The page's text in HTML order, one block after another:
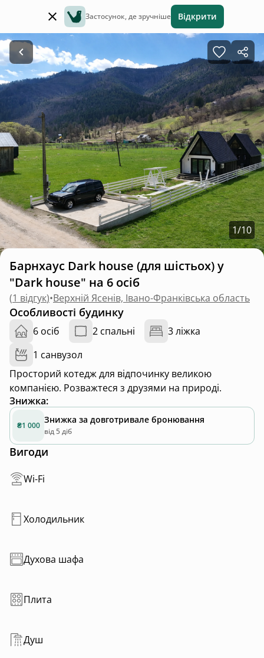
Застосунок, де зручніше Відкрити
1/10
Барнхаус Dark house (для шістьох) у
"Dark house" на 6 осіб
(1 відгук)•Верхній Ясенів, Івано-Франківська область
Особливості будинку
6 осіб 2 спальні
3 ліжка
1 санвузол
Просторий котедж для відпочинку великою
компанією. Розважтеся з друзями на природі.
Знижка:
₴1 000
Знижка за довготривале бронювання
від 5 діб
Вигоди
Wi-Fi
Холодильник
Духова шафа
Плита
Душ